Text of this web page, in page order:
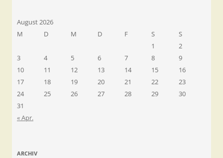
August 2026
M
D M D F S
S
1
2
3
4 5 6 7 8
9
10
11 12 13 14 15
16
17
18 19 20 21 22
23
24
25 26 27 28 29
30
31
« Apr.
ARCHIV